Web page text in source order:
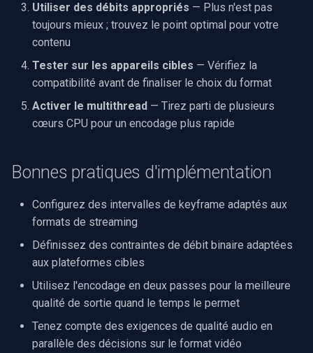
Utiliser des débits appropriés — Plus n'est pas
toujours mieux ; trouvez le point optimal pour votre
contenu
Tester sur les appareils cibles — Vérifiez la
compatibilité avant de finaliser le choix du format
Activer le multithread — Tirez parti de plusieurs
cœurs CPU pour un encodage plus rapide
Bonnes pratiques d'implémentation
Configurez des intervalles de keyframe adaptés aux
formats de streaming
Définissez des contraintes de débit binaire adaptées
aux plateformes cibles
Utilisez l'encodage en deux passes pour la meilleure
qualité de sortie quand le temps le permet
Tenez compte des exigences de qualité audio en
parallèle des décisions sur le format vidéo